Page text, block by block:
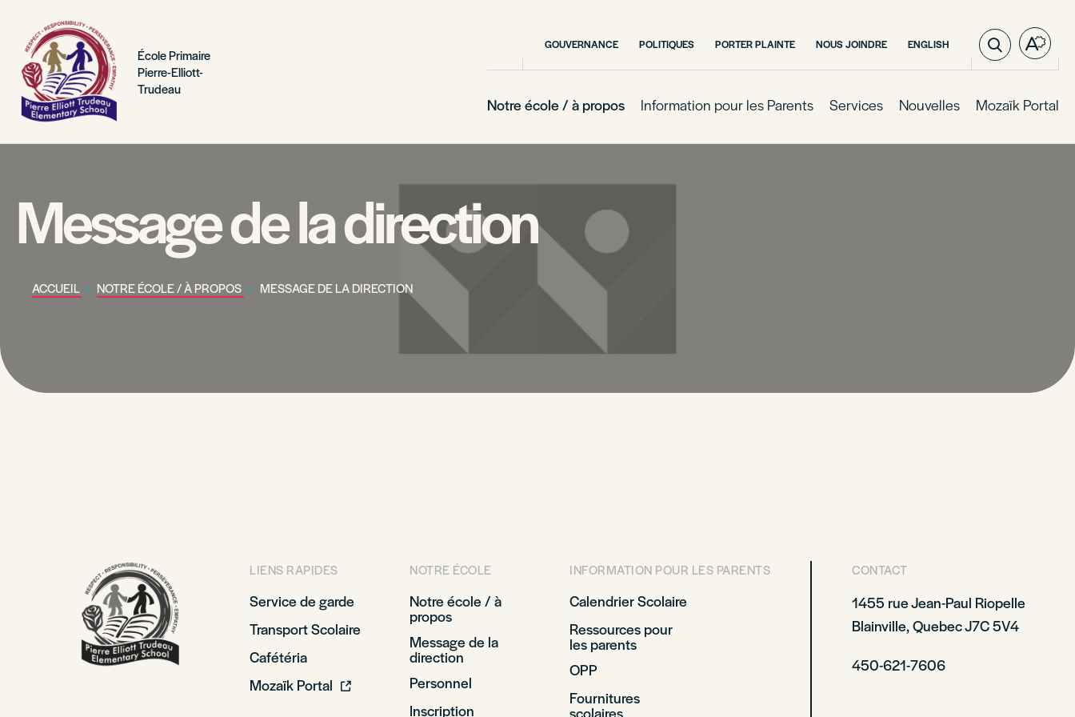
École Primaire
Pierre-Elliott-
Trudeau
GOUVERNANCE POLITIQUES PORTER PLAINTE NOUS JOINDRE ENGLISHVISITER
PAGE
ENGLISH.
la
Notre école / à propos Information pour les Parents Services Nouvelles Mozaïk Portal
Message de la direction
ACCUEIL NOTRE ÉCOLE / À PROPOS MESSAGE DE LA DIRECTION
LIENS RAPIDES
Service de garde
Transport Scolaire
Cafétéria
Mozaïk Portal
NOTRE ÉCOLE
Notre école / à
propos
Message de la
direction
Personnel
Inscription
INFORMATION POUR LES PARENTS
Calendrier Scolaire
Ressources pour
les parents
OPP
Fournitures
scolaires
CONTACT
1455 rue Jean-Paul Riopelle
Blainville, Quebec J7C 5V4
450-621-7606